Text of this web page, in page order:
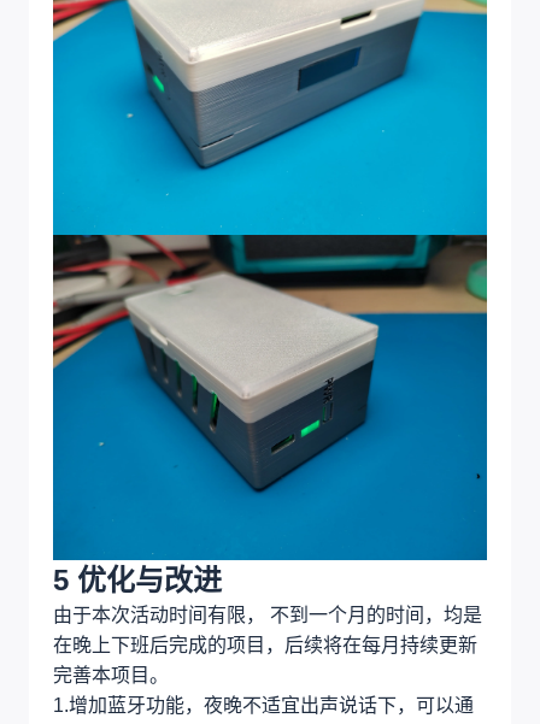
5 优化与改进
由于本次活动时间有限， 不到一个月的时间，均是
在晚上下班后完成的项目，后续将在每月持续更新
完善本项目。
1.增加蓝牙功能，夜晚不适宜出声说话下，可以通